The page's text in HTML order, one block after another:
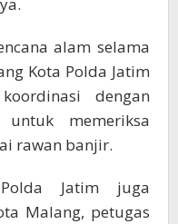
alam selama
Kota Polda Jatim
dengan
untuk memeriksa
rawan banjir.
Jatim juga
Malang, petugas